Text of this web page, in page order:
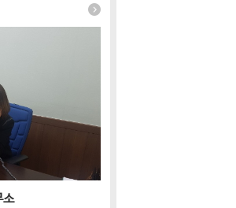
한맛·우동맛 큰컵 출시
큰컵 출시
소